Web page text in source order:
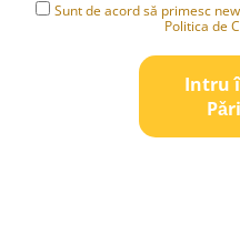
Sunt de acord să primesc
Politica de
Intru